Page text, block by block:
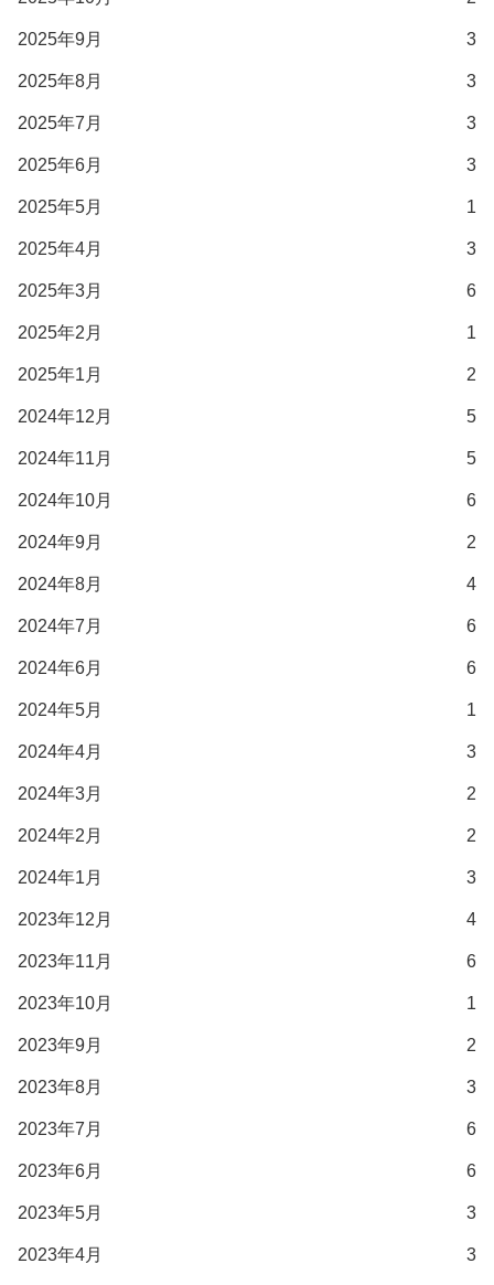
2025年9月 3
2025年8月 3
2025年7月 3
2025年6月 3
2025年5月 1
2025年4月 3
2025年3月 6
2025年2月 1
2025年1月 2
2024年12月 5
2024年11月 5
2024年10月 6
2024年9月 2
2024年8月 4
2024年7月 6
2024年6月 6
2024年5月 1
2024年4月 3
2024年3月 2
2024年2月 2
2024年1月 3
2023年12月 4
2023年11月 6
2023年10月 1
2023年9月 2
2023年8月 3
2023年7月 6
2023年6月 6
2023年5月 3
2023年4月 3